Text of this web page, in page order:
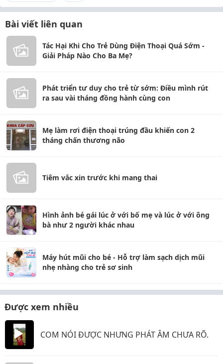
Bài viết liên quan
Tác Hại Khi Cho Trẻ Dùng Điện Thoại Quá Sớm -
Giải Pháp Nào Cho Ba Mẹ?
Phát triển tư duy cho trẻ từ sớm: Điều mình rút
ra sau vài tháng đồng hành cùng con
Mẹ làm rơi điện thoại trúng đầu khiến con 2
tháng chấn thương não
Tiêm vắc xin trước khi mang thai
Hình ảnh bé gái lúc ở với bố mẹ và lúc ở với ông
bà như 2 người khác nhau
Máy hút mũi cho bé - Hỗ trợ làm sạch dịch mũi
nhẹ nhàng cho trẻ sơ sinh
Được xem nhiều
COM NÓI ĐƯỢC NHƯNG PHÁT ÂM CHƯA RÕ.